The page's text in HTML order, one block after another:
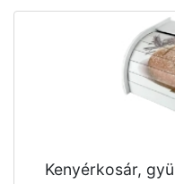
Kenyérkosár,